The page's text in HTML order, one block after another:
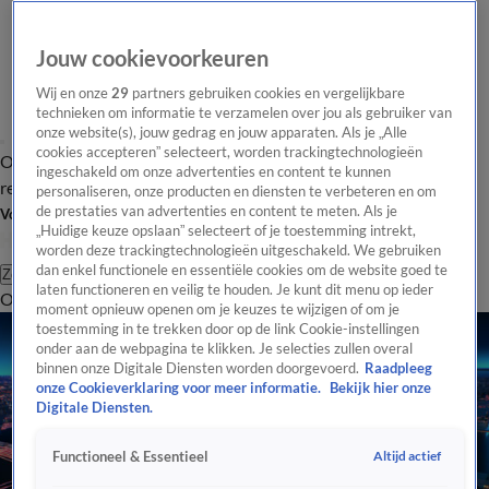
Overzicht Laatste nieuws Regionieuws Het beste van Hart
Tip de
redactie
Volg Hart van Nederland
Zoeken
OverzichtRegioUitzendingenWeerTip de redactiePanelVideo's
Jouw cookievoorkeuren
Wij en onze29 partners gebruiken cookies en vergelijkbare
technieken om informatie te verzamelen over jou als gebruiker van
onze website(s), jouw gedrag en jouw apparaten. Als je „Alle
cookies accepteren” selecteert, worden trackingtechnologieën
ingeschakeld om onze advertenties en content te kunnen
personaliseren, onze producten en diensten te verbeteren en om
de prestaties van advertenties en content te meten. Als je
„Huidige keuze opslaan” selecteert of je toestemming intrekt,
worden deze trackingtechnologieën uitgeschakeld. We gebruiken
dan enkel functionele en essentiële cookies om de website goed te
laten functioneren en veilig te houden. Je kunt dit menu op ieder
moment opnieuw openen om je keuzes te wijzigen of om je
toestemming in te trekken door op de link Cookie-instellingen
onder aan de webpagina te klikken. Je selecties zullen overal
binnen onze Digitale Diensten worden doorgevoerd. Raadpleeg
onze Cookieverklaring voor meer informatie.
Bekijk hier onze
Digitale Diensten.
Functioneel & Essentieel Altijd actief